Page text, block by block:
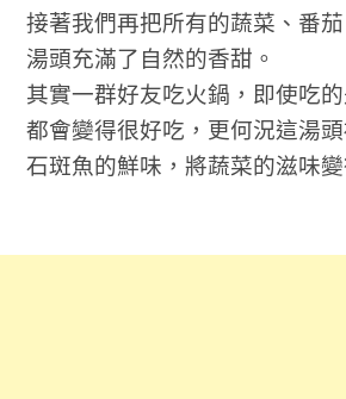
接著我們再把所有的蔬菜、番
湯頭充滿了自然的香甜。
其實一群好友吃火鍋，即使吃
都會變得很好吃，更何況這湯
石斑魚的鮮味，將蔬菜的滋味變